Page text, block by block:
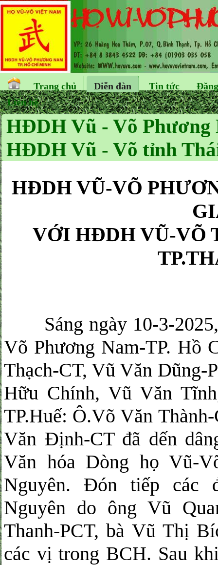
Trang chủ Diễn đàn Tin tức
Liên hệ
HĐDH Vũ - Võ Phương
HĐDH Vũ - Võ tỉnh
HĐDH VŨ-VÕ
VỚI HĐDH VŨ-VÕ
Sáng ngày 10-3-
Võ Phương Nam-TP. Hồ
Thạch-CT, Vũ Văn Dũng-
Hữu Chính, Vũ Văn
TP.Huế: Ô.Võ Văn
Văn Định-CT đã dến
Văn hóa Dòng họ Vũ-
Nguyên. Đón tiếp các
Nguyên do ông Vũ
Thanh-PCT, bà Vũ Thị
các vị trong BCH. Sau